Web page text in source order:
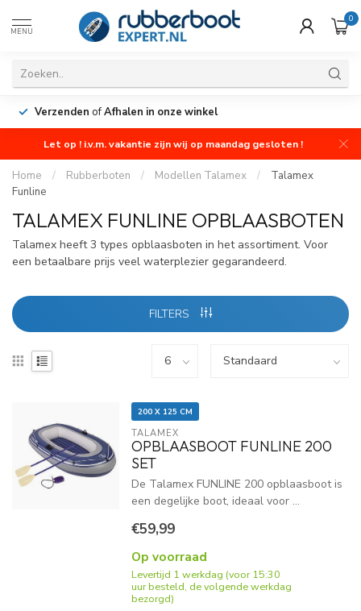
MENU
0
Verzenden ofAfhalen in onze winkel
Let op ! i.v.m. vakantie zijn wij op maandag gesloten !
Home / Rubberboten / Modellen Talamex /
Talamex
Funline
TALAMEX FUNLINE OPBLAASBOTEN
Talamex heeft 3 types opblaasboten in het assortiment. Voor
een betaalbare prijs veel waterplezier gegarandeerd.
FILTERS
200 X 125 CM
TALAMEX
OPBLAASBOOT FUNLINE 200
SET
De Talamex FUNLINE 200 opblaasboot is
een degelijke boot, ideaal voor ...
€59,99
Op voorraad
Levertijd 1 werkdag (voor 15:30
uur besteld, de volgende werkdag
bezorgd)